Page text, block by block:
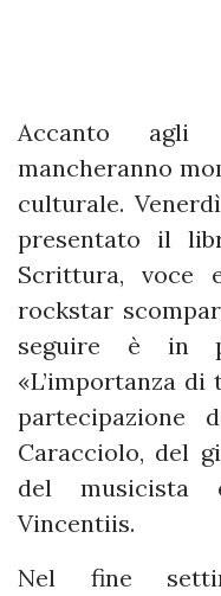
Accanto agli
mancheranno
culturale.
presentato il
Scrittura, voce
rockstar
seguire è in
«L’importanza di
partecipazione
Caracciolo, del
del musicista
Vincentiis.
Nel fine